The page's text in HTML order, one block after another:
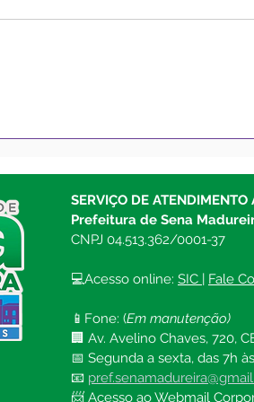
dos ramais
SERVIÇO DE
Prefeitura de Sena
CNPJ 04.513.362/0001-37
💻Acesso online: SIC Fale
📱Fone: (Em manutenção)
🏢 Av. Avelino Chaves, 720,
📅 Segunda a sexta, das 7h
📧
📨 Acesso ao Webmail